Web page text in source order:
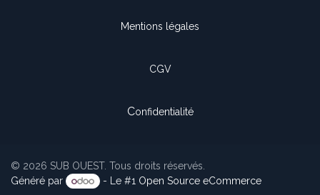
Mentions légales
CGV
Confidentialité
© 2026 SUB OUEST. Tous droits réservés.
Généré par
- Le #1 Open Source eCommerce